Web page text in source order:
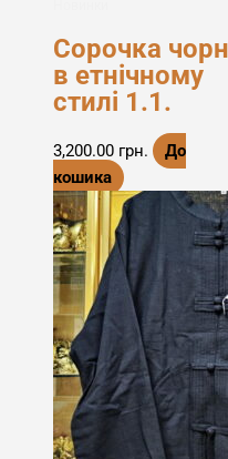
Сорочка
в етнічному
стилі 1.1.
3,200.00 грн.
До
кошика